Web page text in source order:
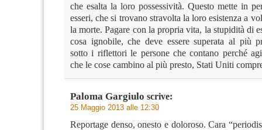
che esalta la loro possessività. Questo mette in
esseri, che si trovano stravolta la loro esistenza a
la morte. Pagare con la propria vita, la stupidità di
cosa ignobile, che deve essere superata al più
sotto i riflettori le persone che contano perché
che le cose cambino al più presto, Stati Uniti
Paloma Gargiulo scrive:
25 Maggio 2013 alle 12:30
Reportage denso, onesto e doloroso. Cara